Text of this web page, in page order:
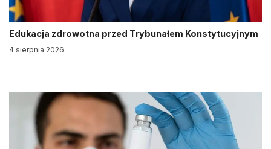
Edukacja zdrowotna przed Trybunałem Konstytucyjnym
4 sierpnia 2026